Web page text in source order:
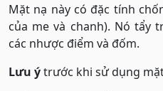
Mặt nạ này có đặc tính
của me và chanh). Nó tẩy
các nhược điểm và đốm.
Lưu ýtrước khi sử dụng